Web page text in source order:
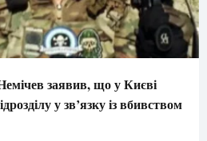
заявив, що у Києві
у зв’язку із вбивством